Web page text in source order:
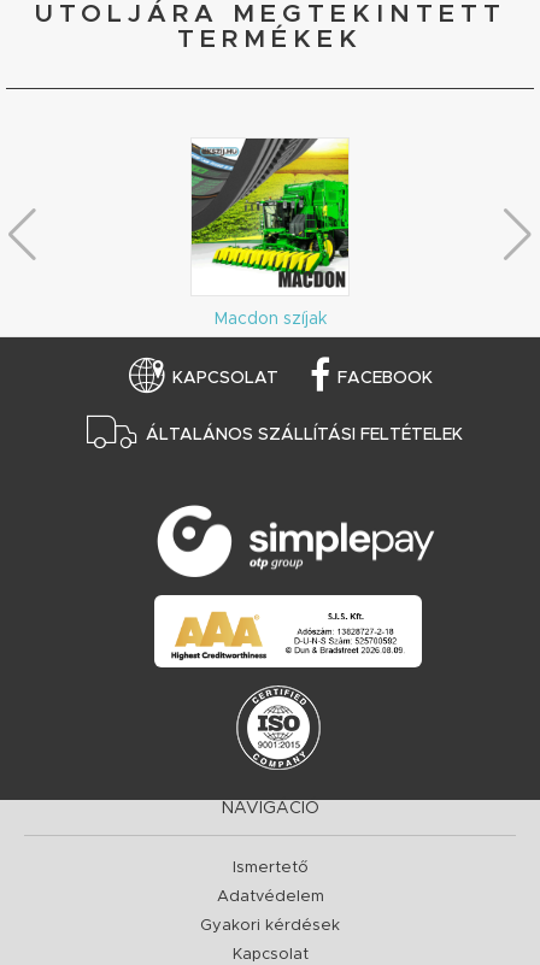
UTOLJÁRA MEGTEKINTETT
TERMÉKEK
Macdon szíjak
KAPCSOLAT FACEBOOK
ÁLTALÁNOS SZÁLLÍTÁSI FELTÉTELEK
NAVIGÁCIÓ
Ismertető
Adatvédelem
Gyakori kérdések
Kapcsolat